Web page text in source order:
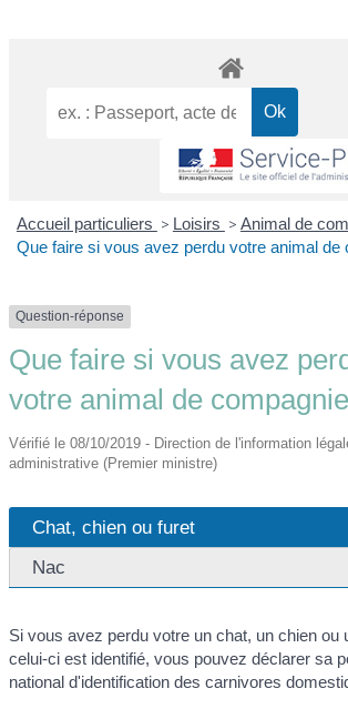
Accueil particuliers > Loisirs > Animal de
Que faire si vous avez perdu votre animal de
Question-réponse
Que faire si vous avez
votre animal de
Vérifié le 08/10/2019 - Direction de l'information
administrative (Premier ministre)
Chat, chien ou furet
Nac
Si vous avez perdu votre un chat, un chien ou
celui-ci est identifié, vous pouvez déclarer sa
national d'identification des carnivores